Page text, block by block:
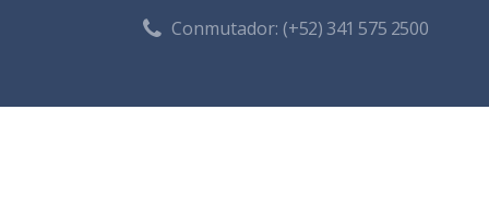
Conmutador:(+52) 341 575 2500